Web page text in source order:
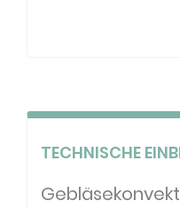
TECHNISCHE